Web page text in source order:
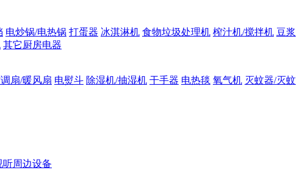
电炒锅/电热锅 打蛋器 冰淇淋机 食物垃圾处理机 榨汁机/搅拌机 豆浆
其它厨房电器
扇/暖风扇 电熨斗 除湿机/抽湿机 干手器 电热毯 氧气机 灭蚊器/灭蚊
听周边设备